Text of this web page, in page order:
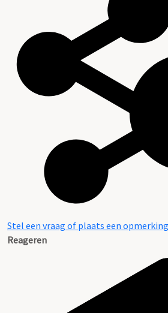
Stel een vraag of plaats een
Reageren